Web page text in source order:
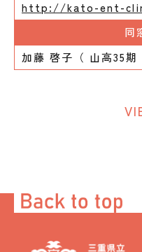
http://kato-ent-
同
加藤 啓子（ 山高35期